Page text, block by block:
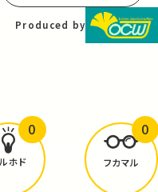
Produced by
ありましたか？
ホド
0
フカマル
0